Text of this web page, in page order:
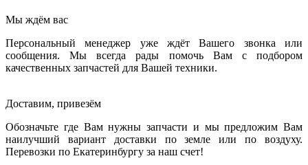
Мы ждём вас
Персональный менеджер уже ждёт Вашего звонка или
сообщения. Мы всегда рады помочь Вам с подбором
качественных запчастей для Вашей техники.
Доставим, привезём
Обозначьте где Вам нужны запчасти и мы предложим Вам
наилучший вариант доставки по земле или по воздуху.
Перевозки по Екатеринбургу за наш счет!